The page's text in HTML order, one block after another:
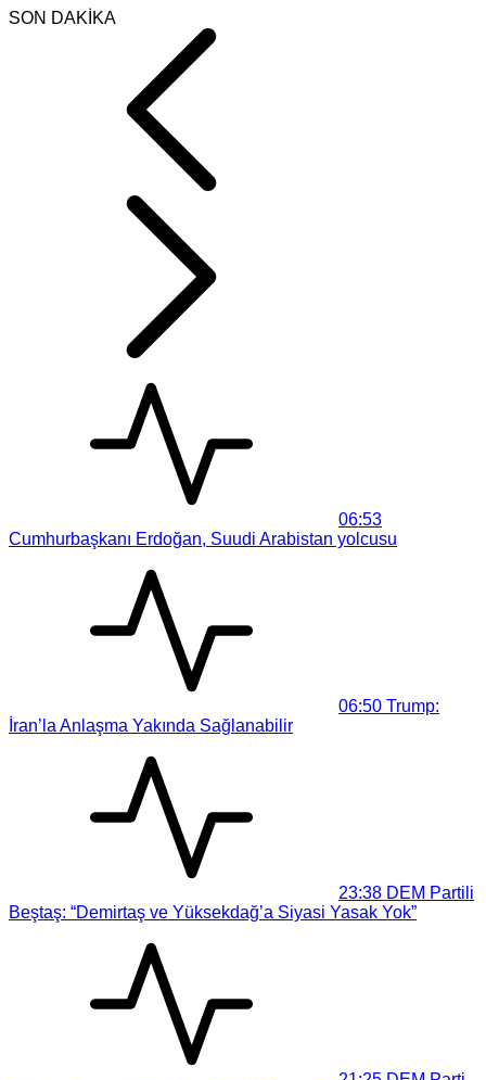
SON DAKİKA
06:53
Cumhurbaşkanı Erdoğan, Suudi Arabistan yolcusu
06:50 Trump:
İran’la Anlaşma Yakında Sağlanabilir
23:38 DEM Partili
Beştaş: “Demirtaş ve Yüksekdağ’a Siyasi Yasak Yok”